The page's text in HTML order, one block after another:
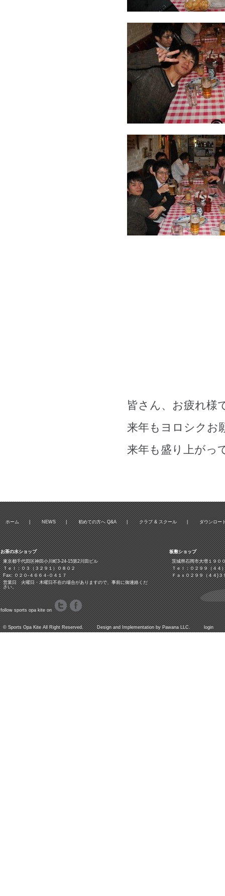
皆さん、お疲れ様
来年もヨロシクお
来年も盛り上がっ
ホーム | NEWS | 初めての方へ Q&A | クラブ & スクール | ダウンロー
お茶の水ショップ
東京都千代田区神田小川町3‐24‐15第2川田ビル
Ｔｅｌ：０３（３２９１）０８０２
Fax: ０２０-４６６４-０４１７
営業日 火曜日・木曜日不在の場合がありますので、事前に御連絡くだ
さい。
follow sports opa kite on
板敷ショップ
茨城県石岡市大増１９０
Ｔｅｌ：０２９９（４４
Ｆａｘ０２９９（４４)３
©Sports Opa KiteAll Right Reserved. Design and Implementation byPawana LLC. login